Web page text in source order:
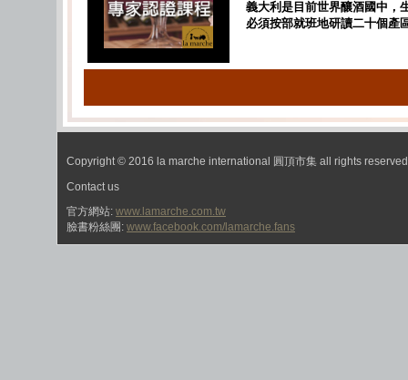
義大利是目前世界釀酒國中，
必須按部就班地研讀二十個產
Copyright © 2016 la marche international 圓頂市集 all rights
Contact us
官方網站: www.lamarche.com.tw
臉書粉絲團: www.facebook.com/lamarche.fans